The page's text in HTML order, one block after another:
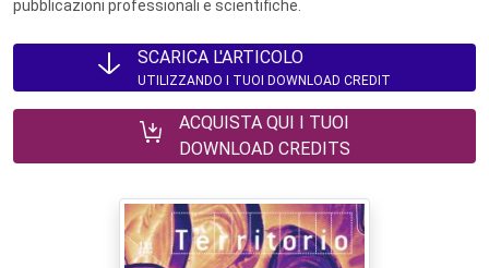
pubblicazioni professionali e scientifiche.
SCARICA L'ARTICOLO
UTILIZZANDO I TUOI DOWNLOAD CREDIT
ACQUISTA QUI I TUOI
DOWNLOAD CREDITS